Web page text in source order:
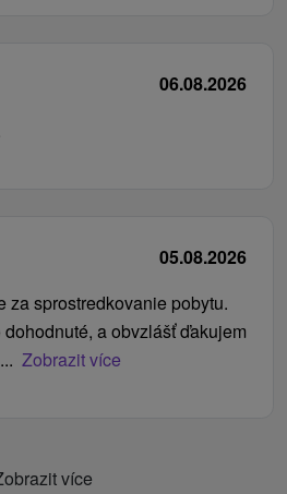
06.08.2026
05.08.2026
za sprostredkovanie pobytu.
a obvzlášť ďakujem
Zobrazit více
více